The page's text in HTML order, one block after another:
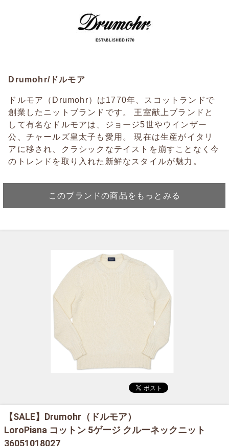
Drumohr/ドルモア
ドルモア（Drumohr）は1770年、スコットランドで
創業したニットブランドです。 王室献上ブランドと
して有名なドルモアは、ジョージ5世やウインザー
公、チャールズ皇太子も愛用。 現在は生産がイタリ
アに移され、クラシックなテイストを崩すことなく今
のトレンドを取り入れた新鮮なスタイルが魅力。
このブランドの商品をもっとみる
【SALE】
Drumohr（ドルモア）
LoroPiana コットン 5ゲージ クルーネックニット
36051018027